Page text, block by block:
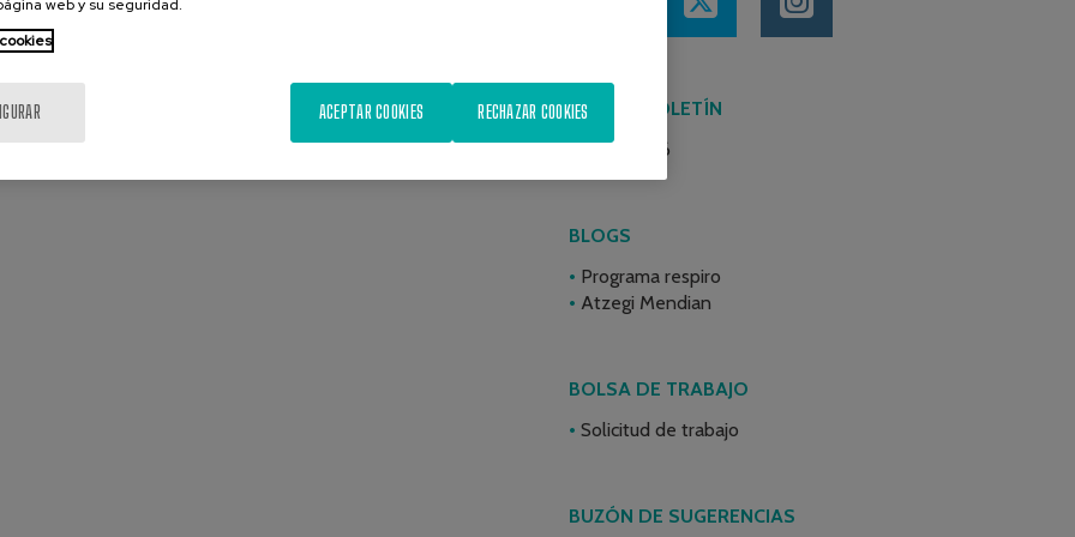
ÚLTIMO BOLETÍN
Junio 2026
BLOGS
Programa respiro
Atzegi Mendian
BOLSA DE TRABAJO
Solicitud de trabajo
BUZÓN DE SUGERENCIAS
web y su seguridad.
RECHAZAR COOKIES
ACEPTAR COOKIES